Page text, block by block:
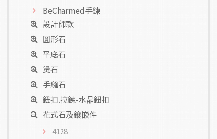
BeCharmed手鍊
設計師款
圓形石
平底石
燙石
手縫石
鈕扣.拉鍊-水晶鈕扣
花式石及鑲嵌件
4128